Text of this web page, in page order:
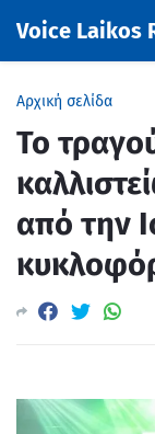
Voice Laikos
Αρχική σελίδα
Το
από την